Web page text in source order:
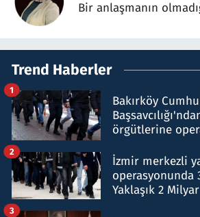
Bir anlaşmanın
Trend Haberler
Bakırköy
örgütlerine
1
İzmir merkezli
operasyonunda
Yaklaşık 2
2
3